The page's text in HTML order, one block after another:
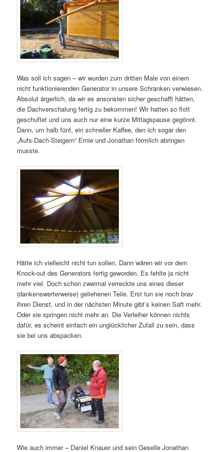
Was soll ich sagen – wir wurden zum dritten Male von einem
nicht funktionierenden Generator in unsere Schranken verwiesen.
Absolut ärgerlich, da wir es ansonsten sicher geschafft hätten,
die Dachverschalung fertig zu bekommen! Wir hatten so flott
geschuftet und uns auch nur eine kurze Mittagspause gegönnt.
Dann, um halb fünf, ein schneller Kaffee, den ich sogar den
„Aufs-Dach-Steigern“ Ernie und Jonathan förmlich abringen
musste.
Hätte ich vielleicht nicht tun sollen. Dann wären wir vor dem
Knock-out des Generators fertig geworden. Es fehlte ja nicht
mehr viel. Doch schon zweimal verreckte uns eines dieser
(dankenswerterweise) geliehenen Teile. Erst tun sie noch brav
ihren Dienst, und in der nächsten Minute gibt’s keinen Saft mehr.
Oder sie springen nicht mehr an. Die Verleiher können nichts
dafür, es scheint einfach ein unglücklicher Zufall zu sein, dass
sie bei uns abspacken.
Wie auch immer – Daniel Knauer und sein Geselle Jonathan